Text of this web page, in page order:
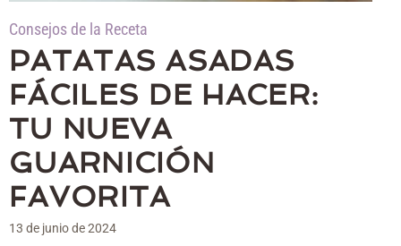
Consejos de la Receta
PATATAS ASADAS
FÁCILES DE HACER:
TU NUEVA
GUARNICIÓN
FAVORITA
13 de junio de 2024